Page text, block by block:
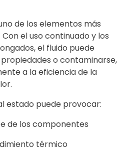
de los elementos más
el uso continuado y los
el fluido puede
o contaminarse,
a la eficiencia de la
estado puede provocar:
de los componentes
térmico